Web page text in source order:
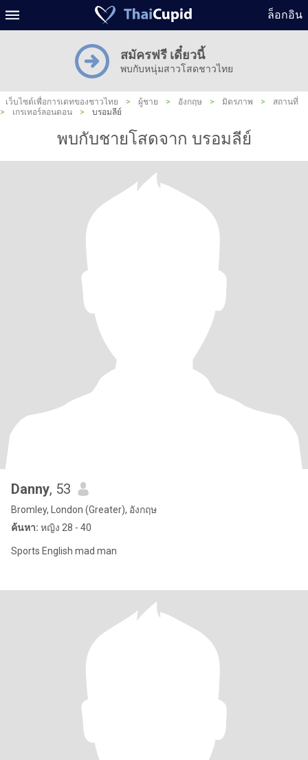
ล็อกอิน
สมัครฟรี เดี๋ยวนี้
พบกับหนุ่มสาวโสดชาวไทย
เว็บไซต์เพื่อการเดทของชาวไทย > ผู้ชาย > อังกฤษ > มิตรภาพ >
สถานที่
>
เกรเทอร์ลอนดอน > บรอมลีย์
พบกับชายโสดจาก บรอมลีย์
Danny, 53
Bromley, London (Greater), อังกฤษ
ค้นหา: หญิง 28 - 40
Sports English mad man